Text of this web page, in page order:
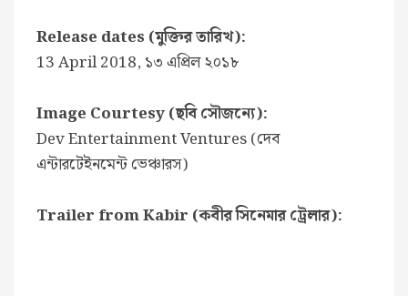
Release dates (মুক্তির তারিখ):
13 April 2018, ১৩ এপ্রিল ২০১৮
Image Courtesy (ছবি সৌজন্যে):
Dev Entertainment Ventures (দেব
এন্টারটেইনমেন্ট ভেঞ্চারস)
Trailer from Kabir (কবীর সিনেমার ট্রেলার):